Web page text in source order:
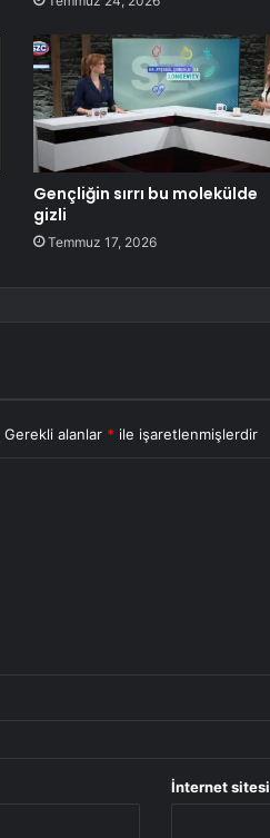
Gençliğin sırrı bu molekülde
gizli
Temmuz 17, 2026
Gerekli alanlar * ile işaretlenmişlerdir
İnternet sitesi